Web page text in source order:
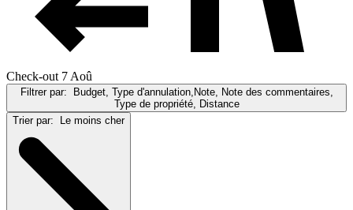
Check-out 7 Aoû
Filtrer par: Budget, Type d'annulation,Note, Note des commentaires,
Type de propriété, Distance
Trier par: Le moins cher